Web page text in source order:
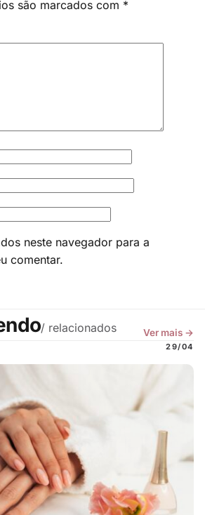
são marcados com *
neste navegador para a
comentar.
/ relacionados Ver mais →
29/04